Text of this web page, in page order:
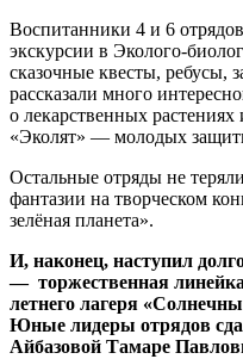
Воспитанники 4 и 6
экскурсии в Эколого-
сказочные квесты, ребусы,
рассказали много
о лекарственных
«Эколят» — молодых
Остальные отряды не
фантазии на творческом
зелёная планета».
И, наконец, наступил
— торжественная
летнего лагеря
Юные лидеры отрядов
Айбазовой Тамаре